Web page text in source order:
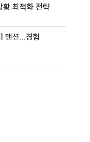
황 최적화 전략
맨션...경험